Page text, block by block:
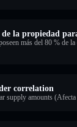
la propiedad
más del 80 % de
correlation
supply amounts (Afecta